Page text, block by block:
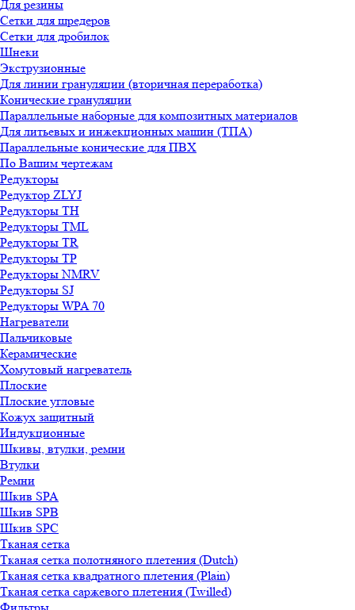
Для резины
Сетки для шредеров
Сетки для дробилок
Шнеки
Экструзионные
Для линии грануляции (вторичная переработка)
Конические грануляции
Параллельные наборные для композитных материалов
Для литьевых и инжекционных машин (ТПА)
Параллельные конические для ПВХ
По Вашим чертежам
Редукторы
Редуктор ZLYJ
Редукторы TH
Редукторы TML
Редукторы TR
Редукторы TP
Редукторы NMRV
Редукторы SJ
Редукторы WPA 70
Нагреватели
Пальчиковые
Керамические
Хомутовый нагреватель
Плоские
Плоские угловые
Кожух защитный
Индукционные
Шкивы, втулки, ремни
Втулки
Ремни
Шкив SPA
Шкив SPB
Шкив SPC
Тканая сетка
Тканая сетка полотняного плетения (Dutch)
Тканая сетка квадратного плетения (Plain)
Тканая сетка саржевого плетения (Twilled)